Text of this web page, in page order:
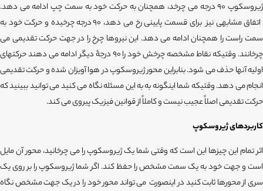
ژیروسکوپ 90 درجه می چرخد، همچنان به حرکت خود به سمت چپ ادامه می دهد.
اتفاق مشابهی نیز برای قسمت پایینی رخ می دهد، 90 درجه چرخیده و حرکت خود به
سمت راست را همچنان ادامه می دهد. این نیروها چرخ را در جهت حرکت تقدیمی می
چرخانند. وقتیکه نقاط مشخصه چرخش خود را 90 درجۀ دیگر ادامه می دهند حرکتهای
اولیه آنها حذف می شود. بنابراین محور ژیروسکوپ در هوا آویزان شده و حرکت تقدیمی
انجام می دهد. وقتیکه شما اینگونه به به این مسئله نگاه می کنید می توانید ببینید که
حرکت تقدیمی اصلاً عجیب نیست و کاملاً از قوانین فیزیک پیروی می کند.
کاربردهای ژیروسکوپ
اثر تمام این چیزها این است که وقتی شما یک ژیروسکوپ را می چرخانید، محور آن مایل
است و جهت خود به یک سمت مشخص را حفظ کند. اگر شما ژیروسکوپ را بر روی یک
سری از محورها ثابت کنید در اینصورت می تواند محور خود را در یک جهت مشخص نگاه